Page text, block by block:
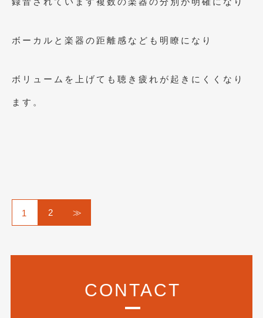
ボーカルと楽器の距離感なども明瞭になり
ボリュームを上げても聴き疲れが起きにくくなり
ます。
1 2 ≫
CONTACT